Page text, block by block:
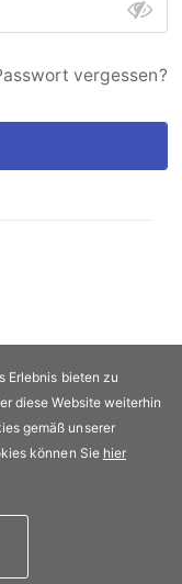
vergessen?
Alle Rechte
Erlebnis bieten zu
diese Website weiterhin
gemäß unserer
können Sie hier